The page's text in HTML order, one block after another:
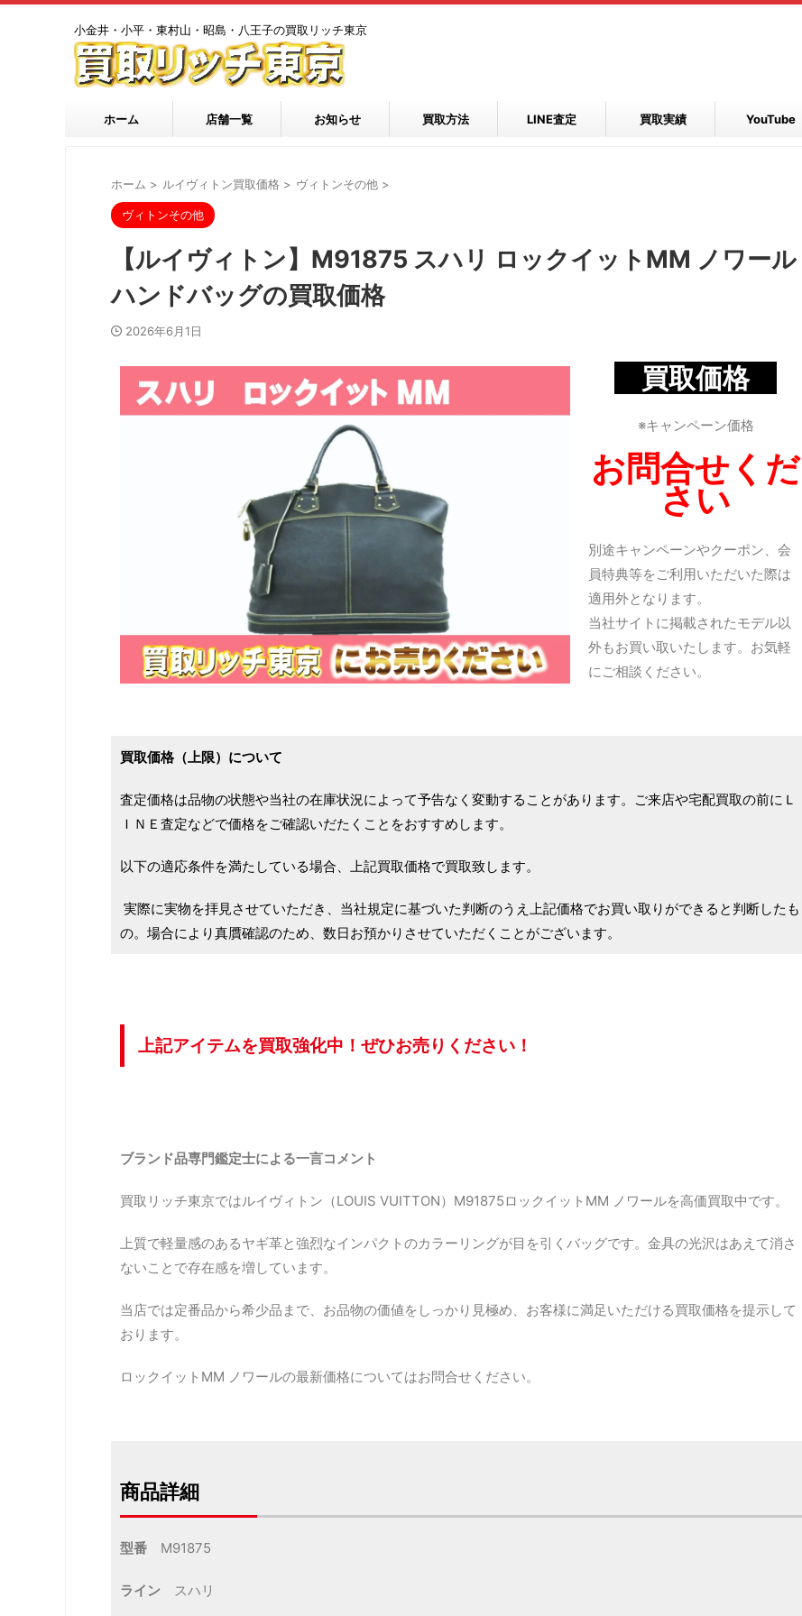
小金井・小平・東村山・昭島・八王子の買取リッチ東京
ホーム 店舗一覧 お知らせ 買取方法 LINE査定 買取実績 YouTube
ホーム > ルイヴィトン買取価格 > ヴィトンその他 >
ヴィトンその他
【ルイヴィトン】M91875 スハリ ロックイットMM ノワール
ハンドバッグの買取価格
2026年6月1日
買取価格
※キャンペーン価格
お問合せくだ
さい
別途キャンペーンやクーポン、会
員特典等をご利用いただいた際は
適用外となります。
当社サイトに掲載されたモデル以
外もお買い取いたします。お気軽
にご相談ください。
買取価格（上限）について
査定価格は品物の状態や当社の在庫状況によって予告なく変動することがあります。ご来店や宅配買取の前にＬ
ＩＮＥ査定などで価格をご確認いだたくことをおすすめします。
以下の適応条件を満たしている場合、上記買取価格で買取致します。
実際に実物を拝見させていただき、当社規定に基づいた判断のうえ上記価格でお買い取りができると判断したも
の。場合により真贋確認のため、数日お預かりさせていただくことがございます。
上記アイテムを買取強化中！ぜひお売りください！
ブランド品専門鑑定士による一言コメント
買取リッチ東京ではルイヴィトン（LOUIS VUITTON）M91875ロックイットMM ノワールを高価買取中です。
上質で軽量感のあるヤギ革と強烈なインパクトのカラーリングが目を引くバッグです。金具の光沢はあえて消さ
ないことで存在感を増しています。
当店では定番品から希少品まで、お品物の価値をしっかり見極め、お客様に満足いただける買取価格を提示して
おります。
ロックイットMM ノワールの最新価格についてはお問合せください。
商品詳細
型番 M91875
ライン スハリ